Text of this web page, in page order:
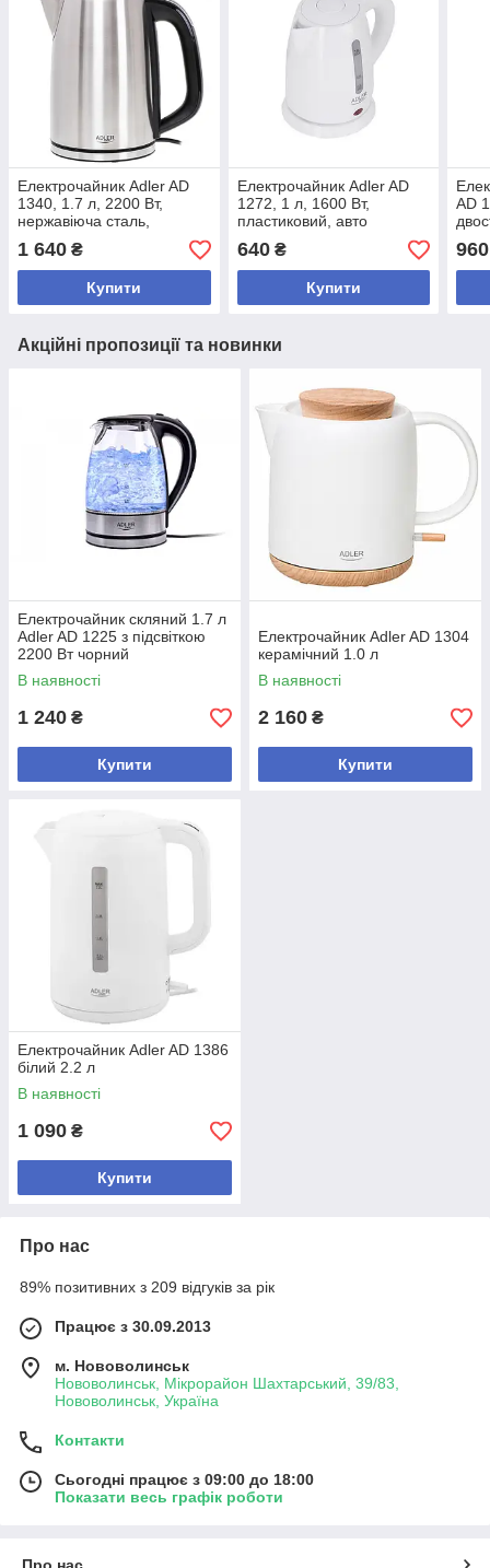
Електрочайник Adler AD
1340, 1.7 л, 2200 Вт,
нержавіюча сталь,
температури, підтримка
тепла
1 640 ₴
Купити
Електрочайник Adler AD
1272, 1 л, 1600 Вт,
пластиковий, авто
індикатор
640₴
Купити
AD
960
Акційні пропозиції та новинки
Електрочайник скляний 1.7 л
Adler AD 1225 з підсвіткою
2200 Вт чорний
В наявності
1 240 ₴
Купити
Електрочайник Adler AD 1304
керамічний 1.0 л
В наявності
2 160 ₴
Купити
Електрочайник Adler AD 1386
білий 2.2 л
В наявності
1 090 ₴
Купити
Про нас
89% позитивних з 209 відгуків за рік
Працює з 30.09.2013
м. Нововолинськ
Нововолинськ, Мікрорайон Шахтарський, 39/83,
Нововолинськ, Україна
Контакти
Сьогодні працює з 09:00 до 18:00
Показати весь графік роботи